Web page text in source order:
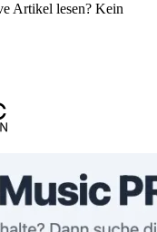
Artikel lesen? Kein